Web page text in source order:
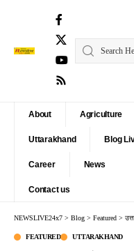
About Agriculture
Uttarakhand Blog
Career News
Contact us
NEWSLIVE24x7 > Blog > Featured >
FEATURED UTTARAKHAND